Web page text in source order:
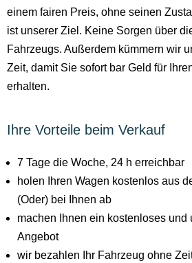
einem fairen Preis, ohne seinen
ist unserer Ziel. Keine Sorgen über
Fahrzeugs. Außerdem kümmern wir
Zeit, damit Sie sofort bar Geld für
erhalten.
Ihre Vorteile beim Verkauf
7 Tage die Woche, 24 h erreichbar
holen Ihren Wagen kostenlos aus
(Oder) bei Ihnen ab
machen Ihnen ein kostenloses und
Angebot
wir bezahlen Ihr Fahrzeug ohne